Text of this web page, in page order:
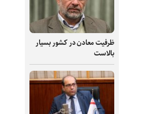
ظرفیت‌ معادن در کشور بسیار
بالاست